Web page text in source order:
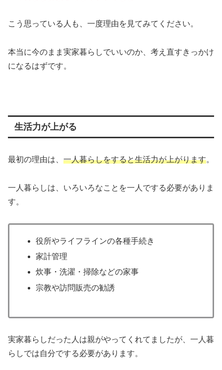
こう思っている人も、一度理由を見てみてください。
本当に今のまま実家暮らしでいいのか、考え直すきっかけ
になるはずです。
生活力が上がる
最初の理由は、 一人暮らしをすると生活力が上がります。
一人暮らしは、いろいろなことを一人でする必要がありま
す。
役所やライフラインの各種手続き
家計管理
炊事・洗濯・掃除などの家事
宗教や訪問販売の勧誘
実家暮らしだった人は親がやってくれてましたが、一人暮
らしでは自分でする必要があります。